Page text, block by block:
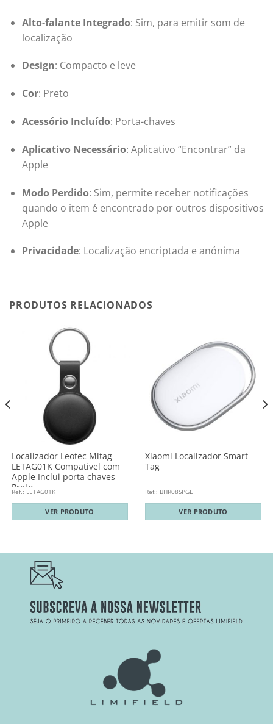
Alto-falante Integrado: Sim, para emitir som de
localização
Design: Compacto e leve
Cor: Preto
Acessório Incluído: Porta-chaves
Aplicativo Necessário: Aplicativo “Encontrar” da
Apple
Modo Perdido: Sim, permite receber notificações
quando o item é encontrado por outros dispositivos
Apple
Privacidade: Localização encriptada e anónima
PRODUTOS RELACIONADOS
Localizador Leotec Mitag
LETAG01K Compativel com
Apple Inclui porta chaves
Preto
Ref.: LETAG01K
VER PRODUTO
Xiaomi Localizador Smart
Tag
Ref.: BHR08SPGL
VER PRODUTO